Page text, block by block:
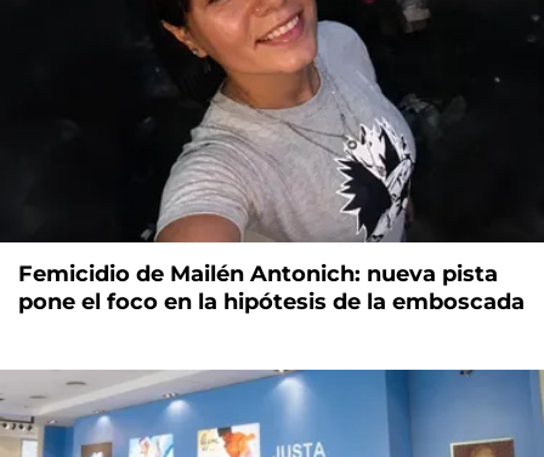
Femicidio de Mailén Antonich: nueva pista
pone el foco en la hipótesis de la emboscada